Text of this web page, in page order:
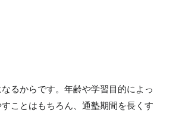
るからです。年齢や学習目的によっ
ことはもちろん、通塾期間を長くす